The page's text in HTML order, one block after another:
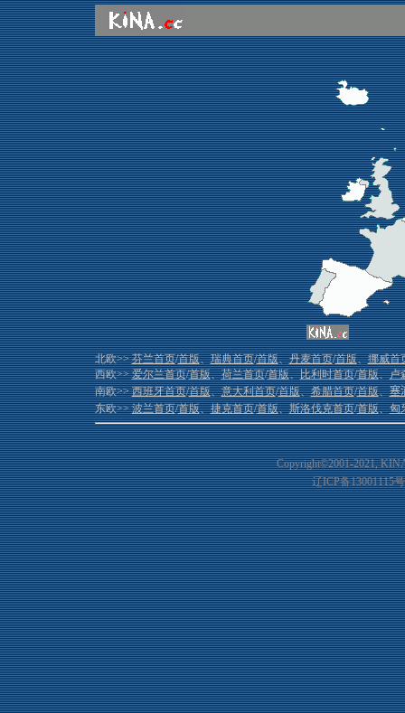
北欧>>芬兰首页/首版、瑞典首页/首版、丹麦首页/首版、挪威首
西欧>>爱尔兰首页/首版、荷兰首页/首版、比利时首页/首版、卢
南欧>>西班牙首页/首版、意大利首页/首版、希腊首页/首版、塞
东欧>>波兰首页/首版、捷克首页/首版、斯洛伐克首页/首版、匈
Copyright©2001-2021,
辽ICP备13001115